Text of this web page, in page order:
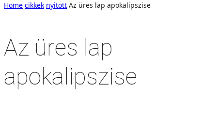
Home cikkek nyitott Az üres lap apokalipszise
Az üres lap
apokalipszise